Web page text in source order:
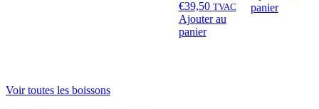
€39,50 TVAC
Ajouter au
panier
panier
Voir toutes les boissons